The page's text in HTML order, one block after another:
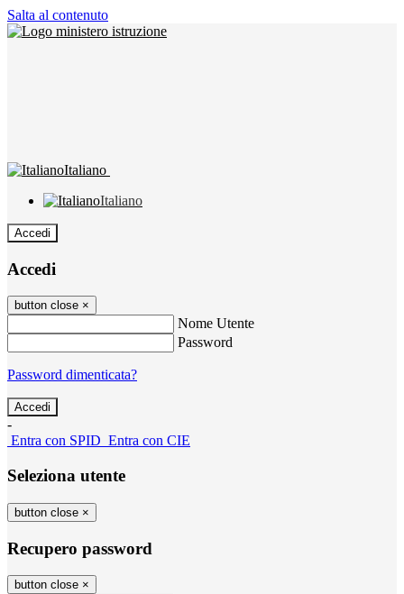
Salta al contenuto
Italiano
Italiano
Accedi
Accedi
button close ×
Nome Utente
Password
Password dimenticata?
-
Entra con SPID Entra con CIE
Seleziona utente
button close ×
Recupero password
button close ×